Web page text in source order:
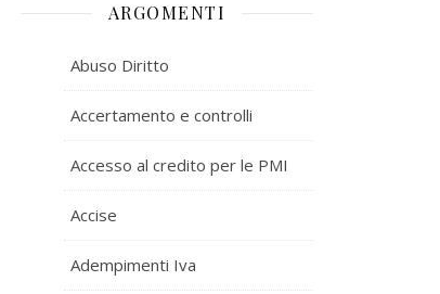
ARGOMENTI
Abuso Diritto
Accertamento e controlli
Accesso al credito per le PMI
Accise
Adempimenti Iva